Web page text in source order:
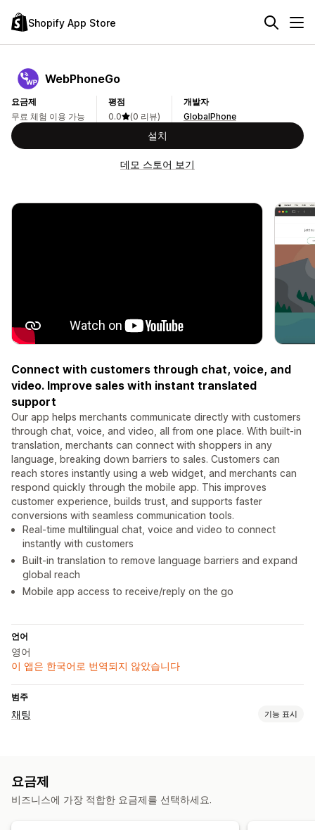
Shopify App Store
WebPhoneGo
요금제
무료 체험 이용 가능
평점
0.0
(0 리뷰)
개발자
GlobalPhone
설치
데모 스토어 보기
Connect with customers through chat, voice, and
video. Improve sales with instant translated
support
Our app helps merchants communicate directly with customers
through chat, voice, and video, all from one place. With built-in
translation, merchants can connect with shoppers in any
language, breaking down barriers to sales. Customers can
reach stores instantly using a web widget, and merchants can
respond quickly through the mobile app. This improves
customer experience, builds trust, and supports faster
conversions with seamless communication tools.
Real-time multilingual chat, voice and video to connect
instantly with customers
Built-in translation to remove language barriers and expand
global reach
Mobile app access to receive/reply on the go
언어
영어
이 앱은 한국어로 번역되지 않았습니다
범주
채팅 기능 표시
요금제
비즈니스에 가장 적합한 요금제를 선택하세요.